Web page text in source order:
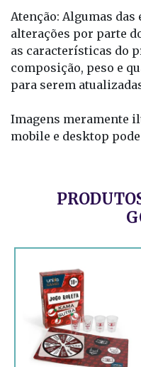
Atenção: Algumas
alterações por parte
as características do
composição, peso e
para serem
Imagens meramente
mobile e desktop